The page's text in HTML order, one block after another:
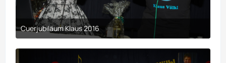
Cuerjubiläum Klaus 2016
9. April 2017 um 00:29